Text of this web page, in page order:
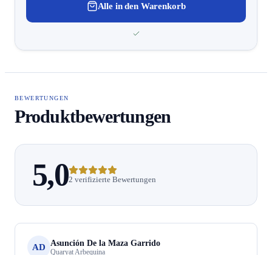
Alle in den Warenkorb
BEWERTUNGEN
Produktbewertungen
5,02 verifizierte Bewertungen
AD Asunción De la Maza Garrido
Quaryat Arbequina